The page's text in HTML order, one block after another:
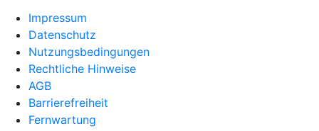
Impressum
Datenschutz
Nutzungsbedingungen
Rechtliche Hinweise
AGB
Barrierefreiheit
Fernwartung